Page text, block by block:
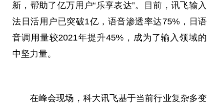
新，帮助了亿万用户“乐享表达”。目前，讯飞输入
法日活用户已突破1亿，语音渗透率达75%，日语
音调用量较2021年提升45%，成为了输入领域的
中坚力量。
在峰会现场，科大讯飞基于当前行业复杂多变